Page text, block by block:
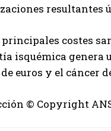
resultantes
costes
isquémica genera
euros y el cáncer
© Copyright